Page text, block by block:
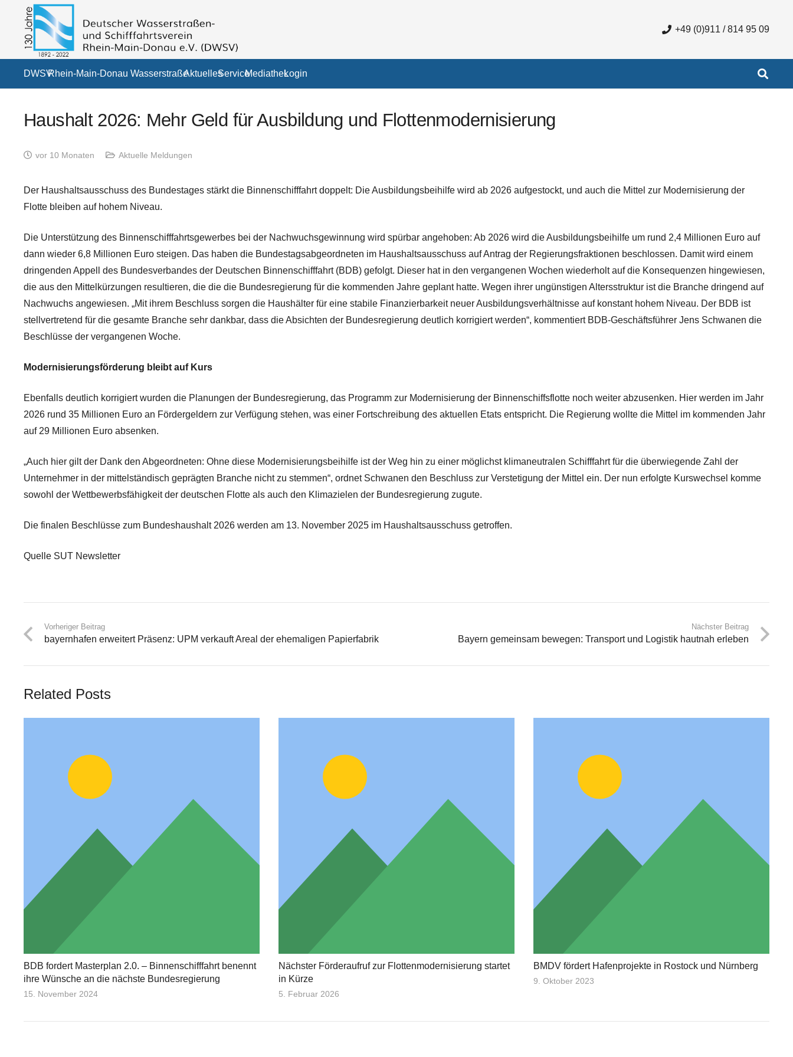
+49 (0)911 / 814 95 09
DWSVRhein-Main-Donau WasserstraßeAktuellesServiceMediathekLogin
Haushalt 2026: Mehr Geld für Ausbildung und Flottenmodernisierung
vor 10 Monaten Aktuelle Meldungen
Der Haushaltsausschuss des Bundestages stärkt die Binnenschifffahrt doppelt: Die Ausbildungsbeihilfe wird ab 2026 aufgestockt, und auch die Mittel zur Modernisierung der
Flotte bleiben auf hohem Niveau.
Die Unterstützung des Binnenschifffahrtsgewerbes bei der Nachwuchsgewinnung wird spürbar angehoben: Ab 2026 wird die Ausbildungsbeihilfe um rund 2,4 Millionen Euro auf
dann wieder 6,8 Millionen Euro steigen. Das haben die Bundestagsabgeordneten im Haushaltsausschuss auf Antrag der Regierungsfraktionen beschlossen. Damit wird einem
dringenden Appell des Bundesverbandes der Deutschen Binnenschifffahrt (BDB) gefolgt. Dieser hat in den vergangenen Wochen wiederholt auf die Konsequenzen hingewiesen,
die aus den Mittelkürzungen resultieren, die die die Bundesregierung für die kommenden Jahre geplant hatte. Wegen ihrer ungünstigen Altersstruktur ist die Branche dringend auf
Nachwuchs angewiesen. „Mit ihrem Beschluss sorgen die Haushälter für eine stabile Finanzierbarkeit neuer Ausbildungsverhältnisse auf konstant hohem Niveau. Der BDB ist
stellvertretend für die gesamte Branche sehr dankbar, dass die Absichten der Bundesregierung deutlich korrigiert werden“, kommentiert BDB-Geschäftsführer Jens Schwanen die
Beschlüsse der vergangenen Woche.
Modernisierungsförderung bleibt auf Kurs
Ebenfalls deutlich korrigiert wurden die Planungen der Bundesregierung, das Programm zur Modernisierung der Binnenschiffsflotte noch weiter abzusenken. Hier werden im Jahr
2026 rund 35 Millionen Euro an Fördergeldern zur Verfügung stehen, was einer Fortschreibung des aktuellen Etats entspricht. Die Regierung wollte die Mittel im kommenden Jahr
auf 29 Millionen Euro absenken.
„Auch hier gilt der Dank den Abgeordneten: Ohne diese Modernisierungsbeihilfe ist der Weg hin zu einer möglichst klimaneutralen Schifffahrt für die überwiegende Zahl der
Unternehmer in der mittelständisch geprägten Branche nicht zu stemmen“, ordnet Schwanen den Beschluss zur Verstetigung der Mittel ein. Der nun erfolgte Kurswechsel komme
sowohl der Wettbewerbsfähigkeit der deutschen Flotte als auch den Klimazielen der Bundesregierung zugute.
Die finalen Beschlüsse zum Bundeshaushalt 2026 werden am 13. November 2025 im Haushaltsausschuss getroffen.
Quelle SUT Newsletter
Vorheriger Beitrag
bayernhafen erweitert Präsenz: UPM verkauft Areal der ehemaligen Papierfabrik
Nächster Beitrag
Bayern gemeinsam bewegen: Transport und Logistik hautnah erleben
Related Posts
BDB fordert Masterplan 2.0. – Binnenschifffahrt benennt
ihre Wünsche an die nächste Bundesregierung
15. November 2024
Nächster Förderaufruf zur Flottenmodernisierung startet
in Kürze
5. Februar 2026
BMDV fördert Hafenprojekte in Rostock und Nürnberg
9. Oktober 2023